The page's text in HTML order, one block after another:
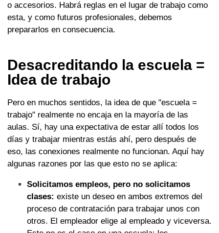
o accesorios. Habrá reglas en el lugar de trabajo como
esta, y como futuros profesionales, debemos
prepararlos en consecuencia.
Desacreditando la escuela =
Idea de trabajo
Pero en muchos sentidos, la idea de que "escuela =
trabajo" realmente no encaja en la mayoría de las
aulas. Sí, hay una expectativa de estar allí todos los
días y trabajar mientras estás ahí, pero después de
eso, las conexiones realmente no funcionan. Aquí hay
algunas razones por las que esto no se aplica:
Solicitamos empleos, pero no solicitamos
clases: existe un deseo en ambos extremos del
proceso de contratación para trabajar unos con
otros. El empleador elige al empleado y viceversa.